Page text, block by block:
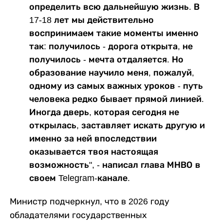
определить всю дальнейшую жизнь. В
17-18 лет мы действительно
воспринимаем такие моменты именно
так: получилось - дорога открыта, не
получилось - мечта отдаляется. Но
образование научило меня, пожалуй,
одному из самых важных уроков - путь
человека редко бывает прямой линией.
Иногда дверь, которая сегодня не
открылась, заставляет искать другую и
именно за ней впоследствии
оказывается твоя настоящая
возможность", - написал глава МНВО в
своем Telegram-канале.
Министр подчеркнул, что в 2026 году
обладателями государственных